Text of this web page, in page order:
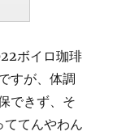
ボイロ珈琲
すが、体調
できず、そ
てんやわん